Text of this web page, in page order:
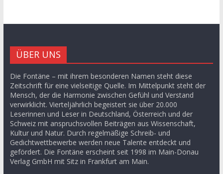
ÜBER UNS
Die Fontäne – mit ihrem besonderen Namen steht diese
Zeitschrift für eine vielseitige Quelle. Im Mittelpunkt steht der
Mensch, der die Harmonie zwischen Gefühl und Verstand
verwirklicht. Vierteljährlich begeistert sie über 20.000
Leserinnen und Leser in Deutschland, Österreich und der
Schweiz mit anspruchsvollen Beiträgen aus Wissenschaft,
Kultur und Natur. Durch regelmäßige Schreib- und
Gedichtwettbewerbe werden neue Talente entdeckt und
gefördert. Die Fontäne erscheint seit 1998 im Main-Donau
Verlag GmbH mit Sitz in Frankfurt am Main.